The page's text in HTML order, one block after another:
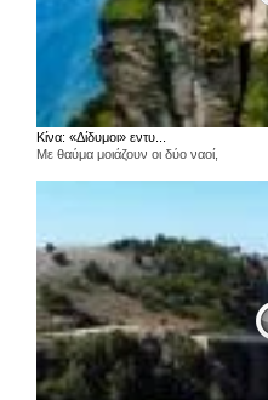
Κίνα: «Δίδυμοι» εντυ...
Με θαύμα μοιάζουν οι δύο ναοί,